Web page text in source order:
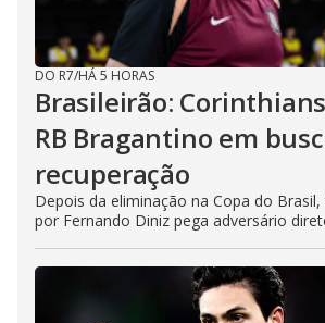
DO R7/HÁ 5 HORAS
Brasileirão:
RB Bragantino em
recuperação
Depois da eliminação na Copa do
por Fernando Diniz pega adversário